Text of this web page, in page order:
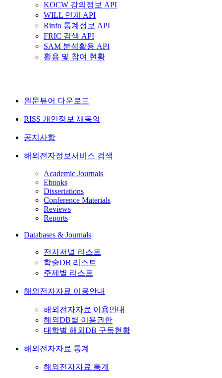
KOCW 강의정보 API
WILL 연계 API
Rinfo 통계정보 API
FRIC 검색 API
SAM 분석활용 API
활용 및 참여 현황
원문뷰어 다운로드
RISS 개인정보 재동의
공지사항
해외전자정보서비스 검색
Academic Journals
Ebooks
Dissertations
Conference Materials
Reviews
Reports
Databases & Journals
전자저널 리스트
학술DB 리스트
주제별 리스트
해외전자자료 이용안내
해외전자자료 이용안내
해외DB별 이용권한
대학별 해외DB 구독현황
해외전자자료 통계
해외전자자료 통계